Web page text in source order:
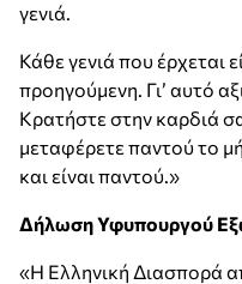
γενιά.
Κάθε γενιά που έρχεται
προηγούμενη. Γι’ αυτό
Κρατήστε στην καρδιά
μεταφέρετε παντού το
και είναι παντού.»
Δήλωση Υφυπουργού
«Η Ελληνική Διασπορά